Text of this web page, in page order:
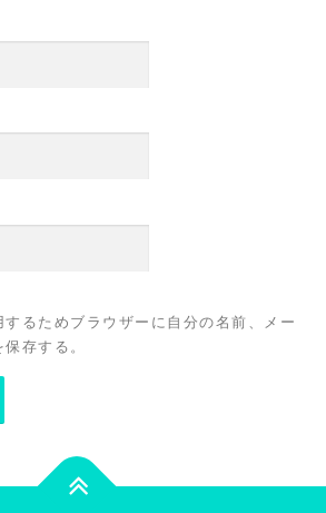
るためブラウザーに自分の名前、メー
存する。